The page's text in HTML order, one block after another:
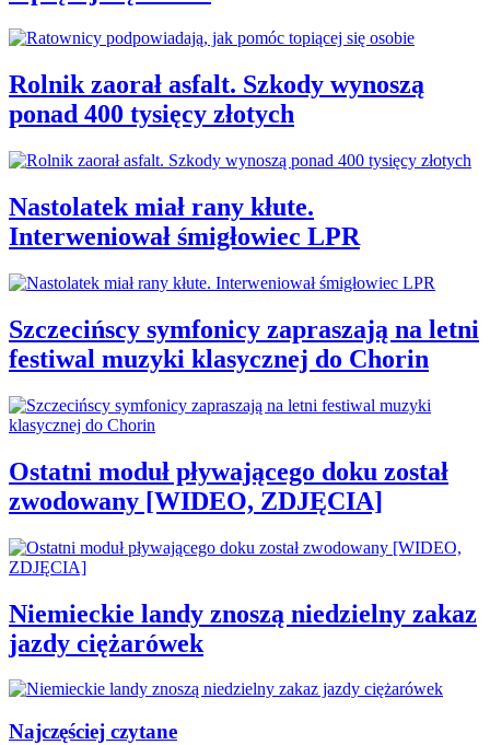
Rolnik zaorał asfalt. Szkody wynoszą
ponad 400 tysięcy złotych
Nastolatek miał rany kłute.
Interweniował śmigłowiec LPR
Szczecińscy symfonicy zapraszają na letni
festiwal muzyki klasycznej do Chorin
Ostatni moduł pływającego doku został
zwodowany [WIDEO, ZDJĘCIA]
Niemieckie landy znoszą niedzielny zakaz
jazdy ciężarówek
Najczęściej czytane